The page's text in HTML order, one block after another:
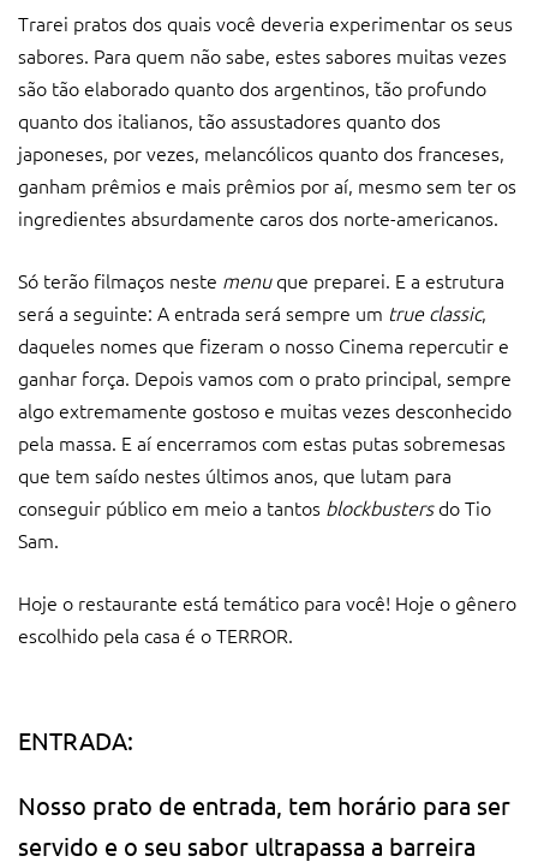
Trarei pratos dos quais você deveria experimentar os seus
sabores. Para quem não sabe, estes sabores muitas vezes
são tão elaborado quanto dos argentinos, tão profundo
quanto dos italianos, tão assustadores quanto dos
japoneses, por vezes, melancólicos quanto dos franceses,
ganham prêmios e mais prêmios por aí, mesmo sem ter os
ingredientes absurdamente caros dos norte-americanos.
Só terão filmaços neste menuque preparei. E a estrutura
será a seguinte: A entrada será sempre um true classic,
daqueles nomes que fizeram o nosso Cinema repercutir e
ganhar força. Depois vamos com o prato principal, sempre
algo extremamente gostoso e muitas vezes desconhecido
pela massa. E aí encerramos com estas putas sobremesas
que tem saído nestes últimos anos, que lutam para
conseguir público em meio a tantos blockbustersdo Tio
Sam.
Hoje o restaurante está temático para você! Hoje o gênero
escolhido pela casa é o TERROR.
ENTRADA:
Nosso prato de entrada, tem horário para ser
servido e o seu sabor ultrapassa a barreira